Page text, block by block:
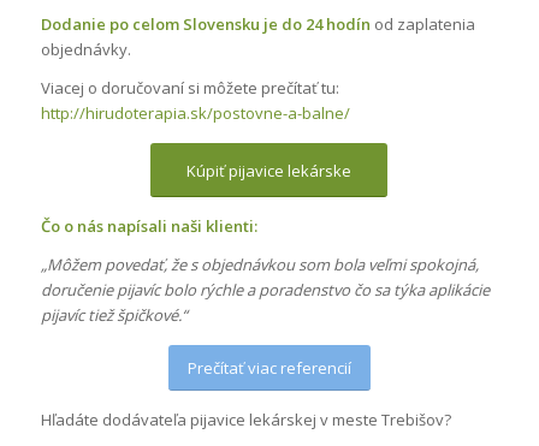
Dodanie po celom Slovensku je do 24 hodín od zaplatenia
objednávky.
Viacej o doručovaní si môžete prečítať tu:
http://hirudoterapia.sk/postovne-a-balne/
Kúpiť pijavice lekárske
Čo o nás napísali naši klienti:
„Môžem povedať, že s objednávkou som bola veľmi spokojná,
doručenie pijavíc bolo rýchle a poradenstvo čo sa týka aplikácie
pijavíc tiež špičkové.“
Prečítať viac referencií
Hľadáte dodávateľa pijavice lekárskej v meste Trebišov?